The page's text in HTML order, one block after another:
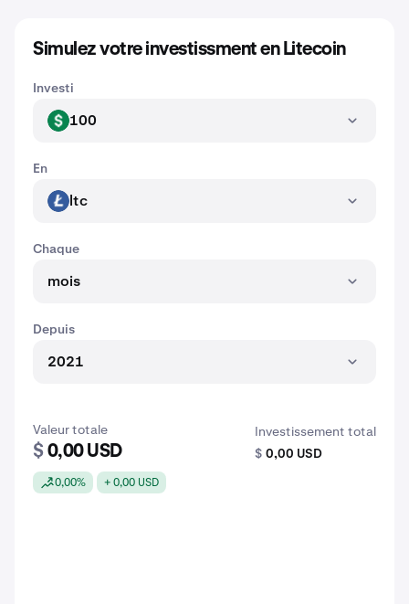
Simulez votre investissment en Litecoin
Investi
USD 100
En
LTC ltc
Chaque
mois
Depuis
2021
Valeur totale
$ 0,00 USD
0,00% + 0,00 USD
Investissement total
$ 0,00 USD